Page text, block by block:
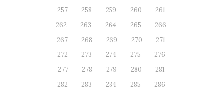
257
258 259 260
261
262
263 264 265
266
267
268 269 270
271
272
273 274 275
276
277
278 279 280
281
282
283 284 285
286